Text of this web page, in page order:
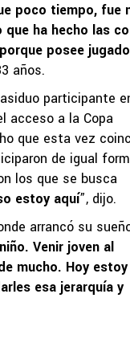
poco tiempo, fue
ha hecho las
posee
años.
participante
acceso a la Copa
que esta vez
de igual
los que se busca
estoy aquí”, dijo.
arrancó su
Venir joven al
mucho. Hoy
esa jerarquía y